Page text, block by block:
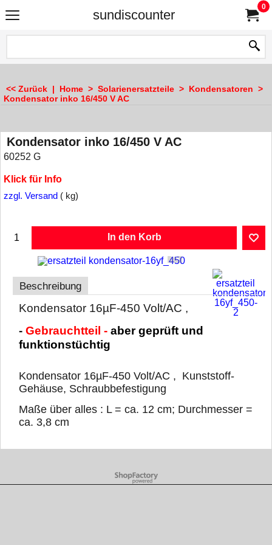
sundiscounter
0
<< Zurück | Home > Solarienersatzteile > Kondensatoren >
Kondensator inko 16/450 V AC
Kondensator inko 16/450 V AC
60252 G
Klick für Info
zzgl. Versand kg
In den Korb
Beschreibung
Kondensator 16µF-450 Volt/AC ,
- Gebrauchtteil - aber geprüft und
funktionstüchtig
Kondensator 16µF-450 Volt/AC , Kunststoff-
Gehäuse, Schraubbefestigung
Maße über alles : L = ca. 12 cm; Durchmesser =
ca. 3,8 cm
WebShop erstellt mit ShopFactory Shop Software.